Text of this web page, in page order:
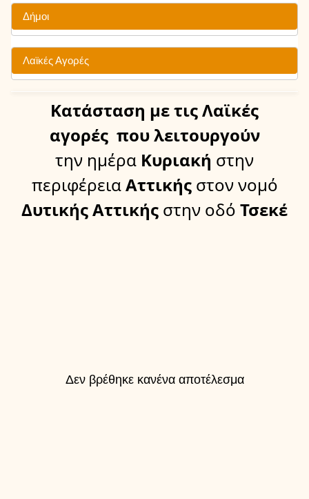
Δήμοι
Λαϊκές Αγορές
Κατάσταση με τις Λαϊκές
αγορές που λειτουργούν
την ημέρα Κυριακή στην
περιφέρειαΑττικής στον νομό
Δυτικής Αττικής στην οδό Τσεκέ
Δεν βρέθηκε κανένα αποτέλεσμα